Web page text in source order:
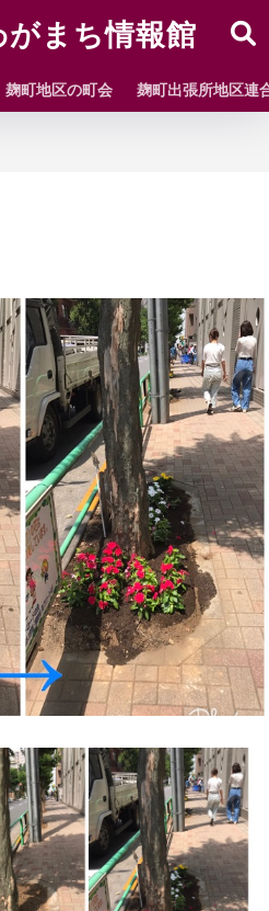
がまち情報館
麹町地区の町会 麹町出張所地区連